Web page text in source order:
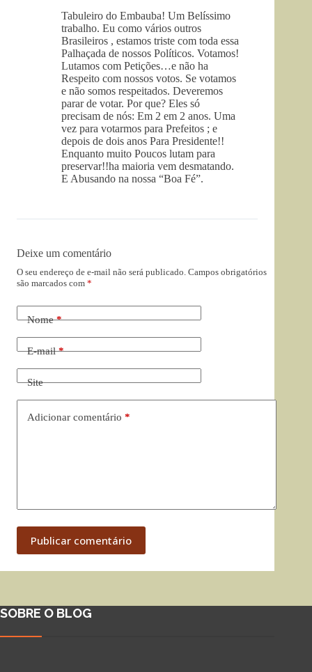
Tabuleiro do Embauba! Um Belíssimo
trabalho. Eu como vários outros
Brasileiros , estamos triste com toda essa
Palhaçada de nossos Políticos. Votamos!
Lutamos com Petições…e não ha
Respeito com nossos votos. Se votamos
e não somos respeitados. Deveremos
parar de votar. Por que? Eles só
precisam de nós: Em 2 em 2 anos. Uma
vez para votarmos para Prefeitos ; e
depois de dois anos Para Presidente!!
Enquanto muito Poucos lutam para
preservar!!ha maioria vem desmatando.
E Abusando na nossa “Boa Fé”.
Deixe um comentário
O seu endereço de e-mail não será publicado. Campos obrigatórios
são marcados com *
Nome*
E-mail*
Site
Adicionar comentário *
Publicar comentário
SOBRE O BLOG